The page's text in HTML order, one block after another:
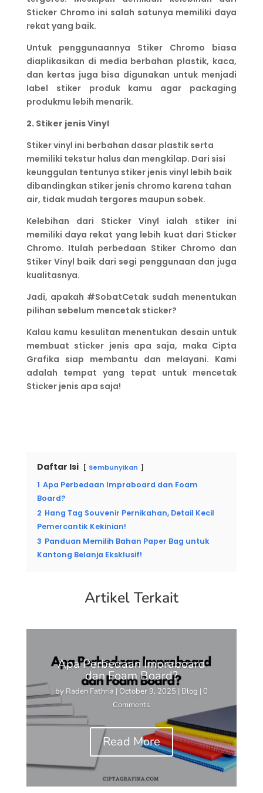
Sticker Chromo ini salah satunya memiliki daya
rekat yang baik.
Untuk penggunaannya Stiker Chromo biasa
diaplikasikan di media berbahan plastik, kaca,
dan kertas juga bisa digunakan untuk menjadi
label stiker produk kamu agar packaging
produkmu lebih menarik.
2. Stiker jenis Vinyl
Stiker vinyl ini berbahan dasar plastik serta
memiliki tekstur halus dan mengkilap. Dari sisi
keunggulan tentunya stiker jenis vinyl lebih baik
dibandingkan stiker jenis chromo karena tahan
air, tidak mudah tergores maupun sobek.
Kelebihan dari Sticker Vinyl ialah stiker ini
memiliki daya rekat yang lebih kuat dari Sticker
Chromo. Itulah perbedaan Stiker Chromo dan
Stiker Vinyl baik dari segi penggunaan dan juga
kualitasnya.
Jadi, apakah #SobatCetak sudah menentukan
pilihan sebelum mencetak sticker?
Kalau kamu kesulitan menentukan desain untuk
membuat sticker jenis apa saja, maka Cipta
Grafika siap membantu dan melayani. Kami
adalah tempat yang tepat untuk mencetak
Sticker jenis apa saja!
Daftar Isi Sembunyikan
1 Apa Perbedaan Impraboard dan Foam
Board?
2 Hang Tag Souvenir Pernikahan, Detail Kecil
Pemercantik Kekinian!
3 Panduan Memilih Bahan Paper Bag untuk
Kantong Belanja Eksklusif!
Artikel Terkait
Apa Perbedaan Impraboard
dan Foam Board?
by Raden Fathria | October 9, 2025 | Blog | 0
Comments
Read More